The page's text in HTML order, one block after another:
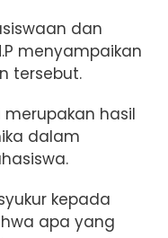
dan
menyampaikan
tersebut.
merupakan hasil
dalam
kepada
apa yang